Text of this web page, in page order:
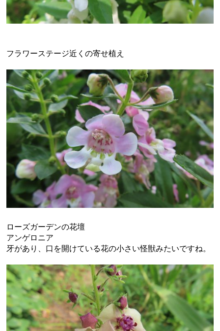
フラワーステージ近くの寄せ植え
ローズガーデンの花壇
アンゲロニア
牙があり、口を開けている花の小さい怪獣みたいですね。